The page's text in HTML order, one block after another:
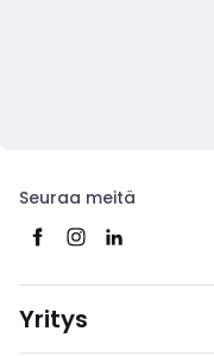
Seuraa meitä
Yritys